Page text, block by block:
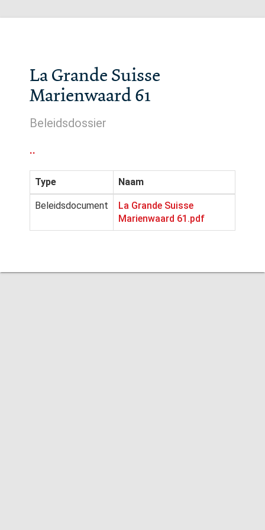
La Grande Suisse
Marienwaard 61
Beleidsdossier
..
Type Naam
Beleidsdocument
La Grande Suisse
Marienwaard 61.pdf